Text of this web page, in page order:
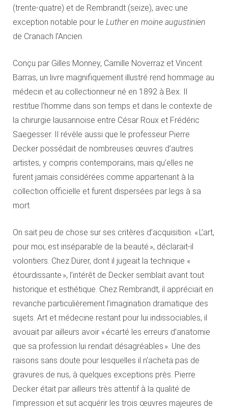
(trente-quatre) et de Rembrandt (seize), avec une
exception notable pour le Luther en moine augustinien
de Cranach l’Ancien.
Conçu par Gilles Monney, Camille Noverraz et Vincent
Barras, un livre magnifiquement illustré rend hommage au
médecin et au collectionneur né en 1892 à Bex. Il
restitue l’homme dans son temps et dans le contexte de
la chirurgie lausannoise entre César Roux et Frédéric
Saegesser. Il révèle aussi que le professeur Pierre
Decker possédait de nombreuses œuvres d’autres
artistes, y compris contemporains, mais qu’elles ne
furent jamais considérées comme appartenant à la
collection officielle et furent dispersées par legs à sa
mort.
On sait peu de chose sur ses critères d’acquisition. « L’art,
pour moi, est inséparable de la beauté », déclarait-il
volontiers. Chez Dürer, dont il jugeait la technique «
étourdissante », l’intérêt de Decker semblait avant tout
historique et esthétique. Chez Rembrandt, il appréciait en
revanche particulièrement l’imagination dramatique des
sujets. Art et médecine restant pour lui indissociables, il
avouait par ailleurs avoir « écarté les erreurs d’anatomie
que sa profession lui rendait désagréables ». Une des
raisons sans doute pour lesquelles il n’acheta pas de
gravures de nus, à quelques exceptions près. Pierre
Decker était par ailleurs très attentif à la qualité de
l’impression et sut acquérir les trois œuvres majeures de